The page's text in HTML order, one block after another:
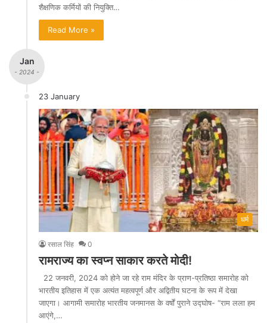
शैक्षणिक कर्मियों की नियुक्ति…
Read More »
Jan
- 2024 -
23 January
धर्म
रसाल सिंह 0
रामराज्य का स्वप्न साकार करते मोदी!
22 जनवरी, 2024 को होने जा रहे राम मंदिर के प्राण-प्रतिष्ठा समारोह को
भारतीय इतिहास में एक अत्यंत महत्वपूर्ण और अद्वितीय घटना के रूप में देखा
जाएगा। आगामी समारोह भारतीय जनमानस के वर्षों पुराने उद्घोष- “राम लला हम
आएंगे,…